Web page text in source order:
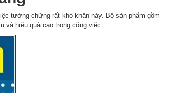
tưởng chừng rất khó khăn này. Bộ sản phẩm gồm
hiệu quả cao trong công việc.